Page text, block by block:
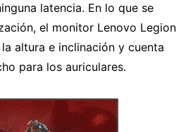
latencia. En lo que se
el monitor Lenovo Legion
altura e inclinación y cuenta
para los auriculares.